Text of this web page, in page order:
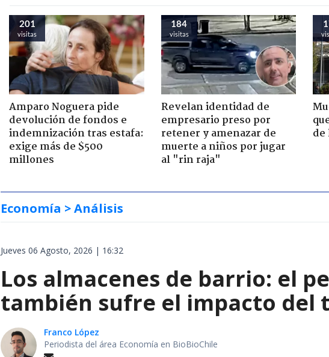
201
visitas
Amparo Noguera pide
devolución de fondos e
indemnización tras estafa:
exige más de $500
millones
184
visitas
Revelan identidad de
empresario preso por
retener y amenazar de
muerte a niños por jugar
al "rin raja"
de
Economía > Análisis
Jueves 06 Agosto, 2026 | 16:32
Los almacenes de barrio: el
también sufre el impacto del
Franco López
Periodista del área Economía en BioBioChile